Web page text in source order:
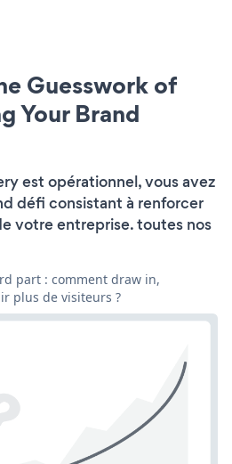
Guesswork of
Your Brand
est opérationnel, vous avez
défi consistant à renforcer
votre entreprise. toutes nos
part : comment draw in,
plus de visiteurs ?